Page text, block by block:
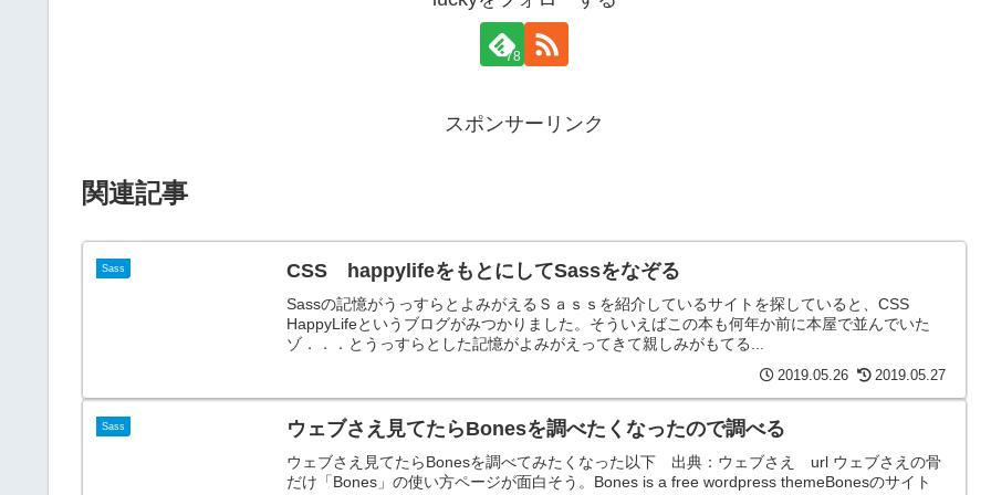
78
スポンサーリンク
関連記事
Sass CSS happylifeをもとにしてSassをなぞる
Sassの記憶がうっすらとよみがえるＳａｓｓを紹介しているサイトを探していると、CSS
HappyLifeというブログがみつかりました。そういえばこの本も何年か前に本屋で並んでいた
ゾ．．．とうっすらとした記憶がよみがえってきて親しみがもてる...
2019.05.26 2019.05.27
Sass ウェブさえ見てたらBonesを調べたくなったので調べる
ウェブさえ見てたらBonesを調べてみたくなった以下 出典：ウェブさえ url ウェブさえの骨
だけ「Bones」の使い方ページが面白そう。Bones is a free wordpress themeBonesのサイト